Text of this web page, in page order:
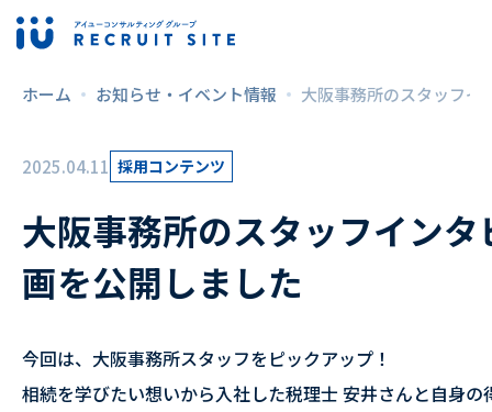
ホーム お知らせ・イベント情報 大阪事務所のスタッフイ
2025.04.11 採用コンテンツ
大阪事務所のスタッフインタ
画を公開しました
今回は、大阪事務所スタッフをピックアップ！
相続を学びたい想いから入社した税理士 安井さんと自身の